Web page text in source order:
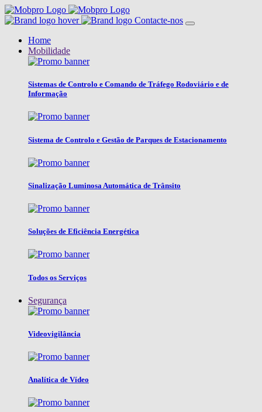
Contacte-nos
Home
Mobilidade
Sistemas de Controlo e Comando de Tráfego Rodoviário e de
Informação
Sistema de Controlo e Gestão de Parques de Estacionamento
Sinalização Luminosa Automática de Trânsito
Soluções de Eficiência Energética
Todos os Serviços
Segurança
Videovigilância
Analítica de Vídeo